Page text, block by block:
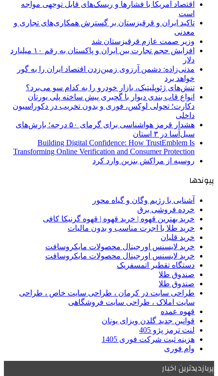
اقتصاد آمریکا با فشارها و ریسک‌های قابل توجهی مواجه
است
تاکید ایران و قرقیزستان بر گسترش همکاری‌های تجاری و
معدنی
وزیر صمت عازم قرقیزستان شد
افزایش حجم تجارت بین ایران و پاکستان به رقم ۱۰ میلیارد
دلار
مدنی‌زاده: دشمن آرزوی زمین‌زدن اقتصاد ایران را به گور
خواهد برد
تنش‌های ژئوپلیتیک، بازار خودرو را به کدام سو می‌برد؟
انواع قاب بندی دیوار با گچبری پیش ساخته پلی یورتان
دکارت؛ تحولی لوکس، فوری و بدون تخریب در دکوراسیون
داخلی
هشدار قرمز هواشناسی برای گرمای ۵۰ درجه؛ بارش‌های
سیل‌آسا در ۳ استان
Building Digital Confidence: How TrustEmblem Is
Transforming Online Verification and Consumer Protection
روسیه از مراکش بنزین وارد کرد
پیوندها
آشنایی با رژیم وگان و گیاه محور
خرده فروشی برق
خرید بهترین قهوه | خرید قهوه | قهوه گرنیکا کافی
خرید طلا با اجرت مناسب و بدون مالیات
خرید قلیان
خرید لایسنس اورجینال محصولات مایکروسافت
خرید لایسنس اورجینال محصولات مایکروسافت
دستگاه تقطیر اتمسفریک
صندوق طلا
صندوق طلا
طراحی سایت در کرمان ، طراحی سایت خاص ، طراحی
سایت املاک ، طراحی سایت فروشگاهی
قهوه عمده
قوانین جدید گلدن ویزای یونان
لنت ترمز پژو 405
هزینه ثبت شرکت فوری 1405
وام فوری
پربازدیدترین اخبار